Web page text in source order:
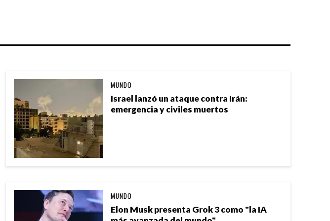
Israel lanzó un ataque contra Irán:
emergencia y civiles muertos
MUNDO
Elon Musk presenta Grok 3 como "la IA
MUNDO